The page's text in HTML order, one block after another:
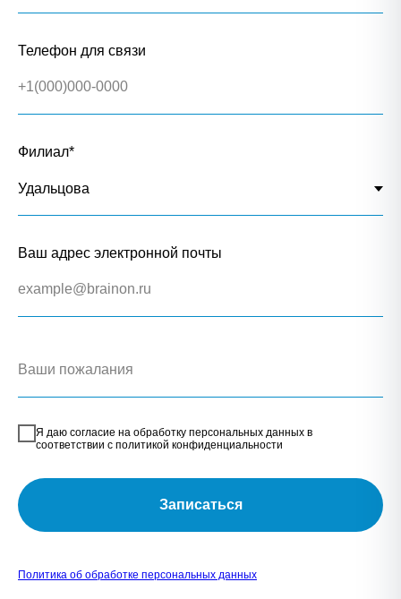
Телефон для связи
Филиал*
Ваш адрес электронной почты
Я даю согласие на обработку персональных данных в
соответствии с политикой конфиденциальности
Записаться
Политика об обработке персональных данных